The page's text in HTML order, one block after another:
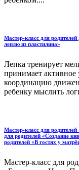
Мастер-класс для
леплю из пластилина»
Лепка тренирует
принимает активное
координацию
ребенку мыслить
Мастер-класс для
для родителей «Создание
родителей «В гостях у
Мастер-класс для